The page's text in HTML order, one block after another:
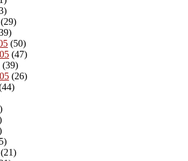
(29)
(50)
(47)
(39)
(26)
(21)